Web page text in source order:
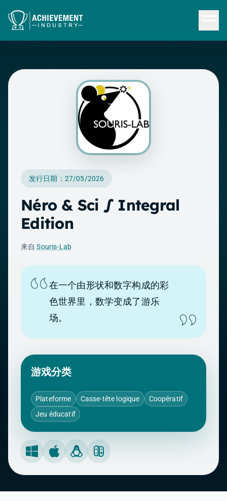
发行日期：27/05/2026
Néro & Sci ∫ Integral
Edition
来自Souris-Lab
在一个由形状和数字构成的彩
色世界里，数学变成了游乐
场。
游戏分类
Plateforme Casse-tête logique
Coopératif
Jeu éducatif
Windows
Mac Linux Nintendo Switch